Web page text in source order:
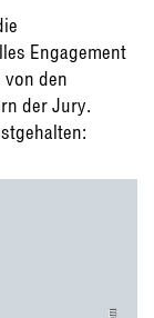
Engagement
von den
der Jury.